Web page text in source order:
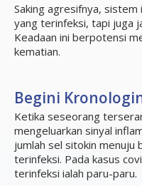
Saking agresifnya,
yang terinfeksi, tapi juga
Keadaan ini berpotensi
kematian.
Begini
Ketika seseorang
mengeluarkan sinyal
jumlah sel sitokin menuju
terinfeksi. Pada kasus
terinfeksi ialah paru-paru.